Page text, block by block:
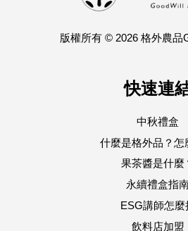
版權所有 © 2026 格外農品
快速連
中秋禮盒
什麼是格外品？怎
果茶醬是什麼
永續禮盒指
ESG講師怎麼
飲料店加盟